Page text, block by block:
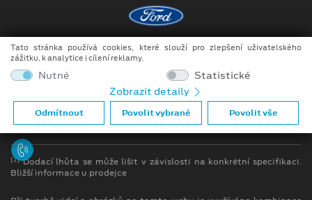
Copyright ©2026 MotoTrade VM s.r.o.
Obchodní podmínky
Ochrana osobních údajů
Prohlášení o zpracování údajů konečných zákazníků
[1]Dodací lhůta se může lišit v závislosti na konkrétní specifikaci.
Bližší informace u prodejce
Tato stránka používá cookies, které slouží pro zlepšení uživatelského
zážitku, k analytice i cílení reklamy.
Nutné
Statistické
Zobrazit detaily
Odmítnout Povolit vybrané Povolit vše